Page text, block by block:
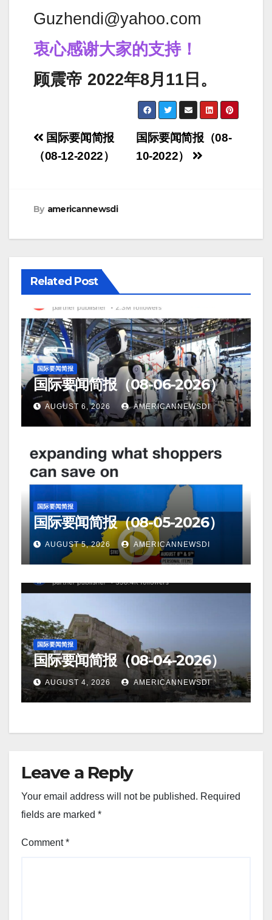
Guzhendi@yahoo.com
衷心感谢大家的支持！
顾震帝 2022年8月11日。
Post
navigation
国际要闻简报（08-
10-2022）
国际要闻简报
（08-12-2022）
By americannewsdi
Related Post
国际要闻简报
国际要闻简报（08-06-2026）
AUGUST 6, 2026 AMERICANNEWSDI
国际要闻简报
国际要闻简报（08-05-2026）
AUGUST 5, 2026 AMERICANNEWSDI
国际要闻简报
国际要闻简报（08-04-2026）
AUGUST 4, 2026 AMERICANNEWSDI
Leave a Reply
Your email address will not be published. Required
fields are marked *
Comment*